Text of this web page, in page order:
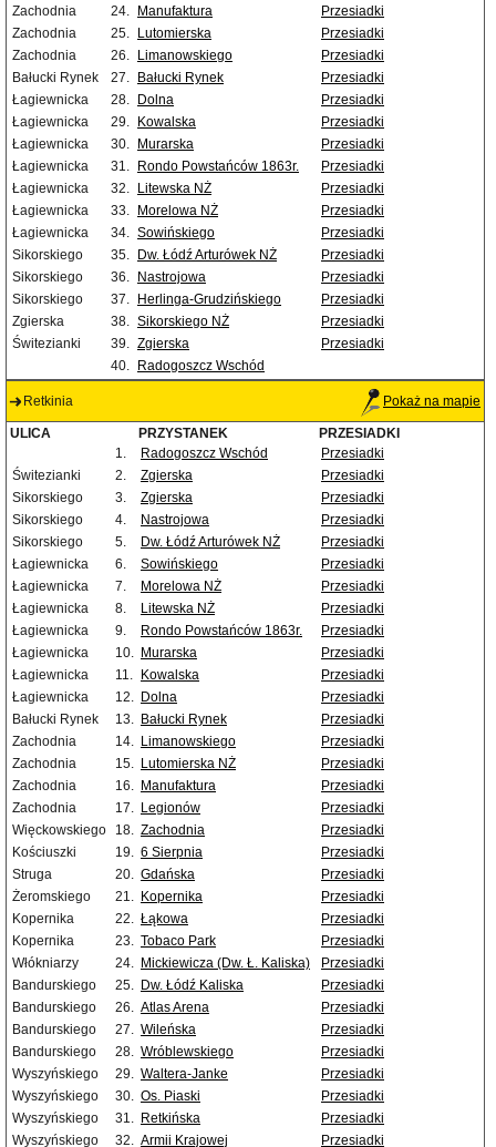
Zachodnia
24. Manufaktura
Przesiadki
Zachodnia
25. Lutomierska
Przesiadki
Zachodnia
26. Limanowskiego
Przesiadki
Bałucki Rynek
27. Bałucki Rynek
Przesiadki
Łagiewnicka
28. Dolna
Przesiadki
Łagiewnicka
29. Kowalska
Przesiadki
Łagiewnicka
30. Murarska
Przesiadki
Łagiewnicka
31. Rondo Powstańców 1863r.
Przesiadki
Łagiewnicka
32. Litewska NŻ
Przesiadki
Łagiewnicka
33. Morelowa NŻ
Przesiadki
Łagiewnicka
34. Sowińskiego
Przesiadki
Sikorskiego
35. Dw. Łódź Arturówek NŻ
Przesiadki
Sikorskiego
36. Nastrojowa
Przesiadki
Sikorskiego
37. Herlinga-Grudzińskiego
Przesiadki
Zgierska
38. Sikorskiego NŻ
Przesiadki
Świtezianki
39. Zgierska
Przesiadki
40.
Radogoszcz Wschód
Retkinia Pokaż na mapie
ULICA PRZYSTANEK
PRZESIADKI
1.
Radogoszcz Wschód
Przesiadki
Świtezianki
2. Zgierska
Przesiadki
Sikorskiego
3. Zgierska
Przesiadki
Sikorskiego
4. Nastrojowa
Przesiadki
Sikorskiego
5. Dw. Łódź Arturówek NŻ
Przesiadki
Łagiewnicka
6. Sowińskiego
Przesiadki
Łagiewnicka
7. Morelowa NŻ
Przesiadki
Łagiewnicka
8. Litewska NŻ
Przesiadki
Łagiewnicka
9. Rondo Powstańców 1863r.
Przesiadki
Łagiewnicka
10. Murarska
Przesiadki
Łagiewnicka
11. Kowalska
Przesiadki
Łagiewnicka
12. Dolna
Przesiadki
Bałucki Rynek
13. Bałucki Rynek
Przesiadki
Zachodnia
14. Limanowskiego
Przesiadki
Zachodnia
15. Lutomierska NŻ
Przesiadki
Zachodnia
16. Manufaktura
Przesiadki
Zachodnia
17. Legionów
Przesiadki
Więckowskiego
18. Zachodnia
Przesiadki
Kościuszki
19. 6 Sierpnia
Przesiadki
Struga
20. Gdańska
Przesiadki
Żeromskiego
21. Kopernika
Przesiadki
Kopernika
22. Łąkowa
Przesiadki
Kopernika
23. Tobaco Park
Przesiadki
Włókniarzy
24. Mickiewicza (Dw. Ł. Kaliska)
Przesiadki
Bandurskiego
25. Dw. Łódź Kaliska
Przesiadki
Bandurskiego
26. Atlas Arena
Przesiadki
Bandurskiego
27. Wileńska
Przesiadki
Bandurskiego
28. Wróblewskiego
Przesiadki
Wyszyńskiego
29. Waltera-Janke
Przesiadki
Wyszyńskiego
30. Os. Piaski
Przesiadki
Wyszyńskiego
31. Retkińska
Przesiadki
Wyszyńskiego
32. Armii Krajowej Przesiadki